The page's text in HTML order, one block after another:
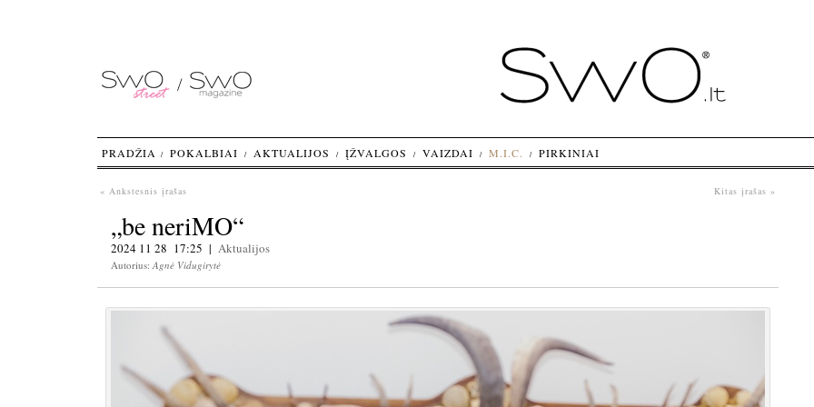
« Ankstesnis įrašas Kitas įrašas »
„be neriMO“
2024 11 28 17:25 | Aktualijos
Autorius:Agnė Vidugirytė
PRADŽIA POKALBIAI AKTUALIJOS ĮŽVALGOS VAIZDAI M.I.C. PIRKINIAI